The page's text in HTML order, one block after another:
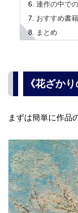
連作の中で
おすすめ書籍
まとめ
《花ざか
まずは簡単に作品